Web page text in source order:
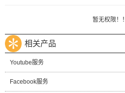
暂无权限！！
相关产品
Youtube服务
Facebook服务